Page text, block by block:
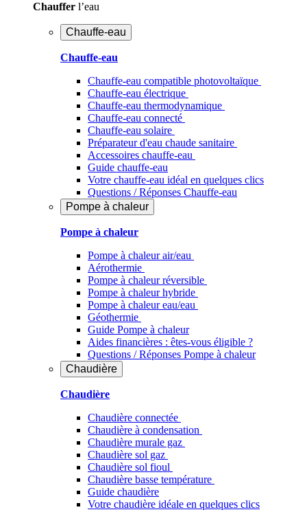
Chauffer l’eau
Chauffe-eau
Chauffe-eau
Chauffe-eau compatible photovoltaïque
Chauffe-eau électrique
Chauffe-eau thermodynamique
Chauffe-eau connecté
Chauffe-eau solaire
Préparateur d'eau chaude sanitaire
Accessoires chauffe-eau
Guide chauffe-eau
Votre chauffe-eau idéal en quelques clics
Questions / Réponses Chauffe-eau
Pompe à chaleur
Pompe à chaleur
Pompe à chaleur air/eau
Aérothermie
Pompe à chaleur réversible
Pompe à chaleur hybride
Pompe à chaleur​ eau/eau
Géothermie
Guide Pompe à chaleur
Aides financières : êtes-vous éligible ?
Questions / Réponses Pompe à chaleur
Chaudière
Chaudière
Chaudière connectée
Chaudière à condensation
Chaudière murale gaz
Chaudière sol gaz
Chaudière sol fioul
Chaudière basse température
Guide chaudière
Votre chaudière idéale en quelques clics